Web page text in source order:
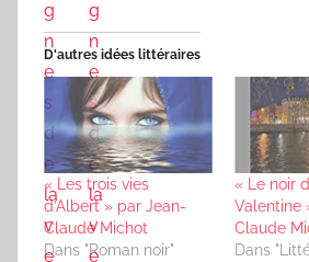
D'autres idées littéraires
« Les trois vies
d’Albert » par Jean-
Claude Michot
Dans "Roman noir"
« Le noir
Valentine
Claude
Dans